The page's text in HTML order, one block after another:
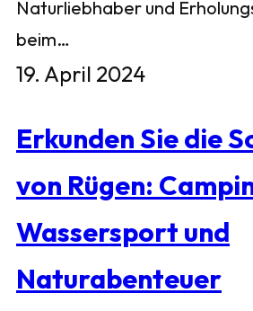
Naturliebhaber und
beim…
19. April 2024
Erkunden Sie die
von Rügen:
Wassersport und
Naturabenteuer